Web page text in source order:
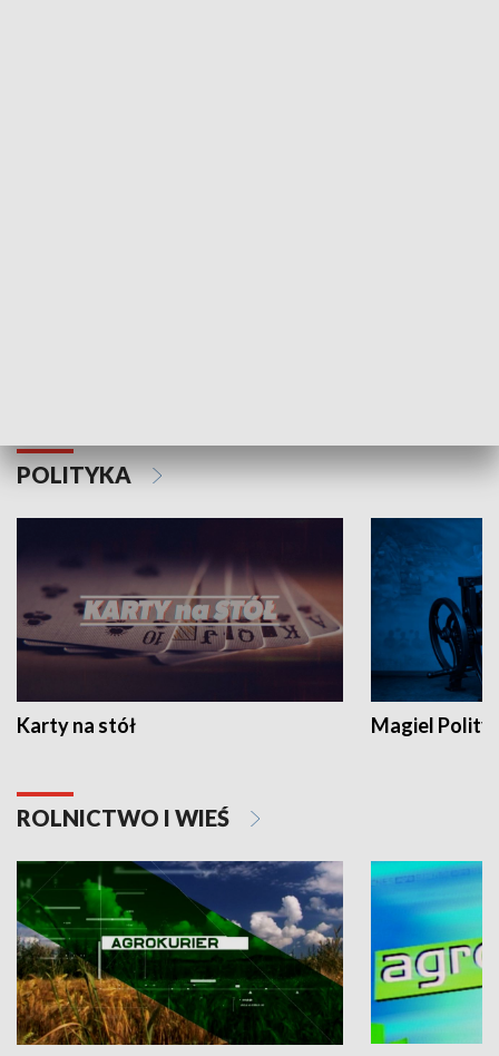
POLITYKA
Karty na stół Magiel
ROLNICTWO I WIEŚ